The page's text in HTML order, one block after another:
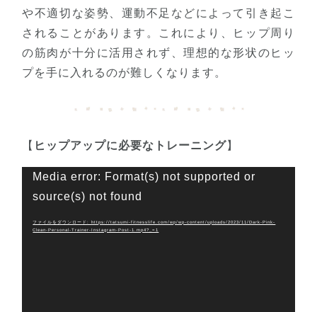
や不適切な姿勢、運動不足などによって引き起こ
されることがあります。これにより、ヒップ周り
の筋肉が十分に活用されず、理想的な形状のヒッ
プを手に入れるのが難しくなります。
【 ヒップアップに必要なトレーニング】
Media error: Format(s) not supported or
source(s) not found
ファイルをダウンロード: https://tatsumi-fitnesslife.com/wp/wp-content/uploads/2023/11/Dark-Pink-
Clean-Personal-Trainer-Instagram-Post-1.mp4?_=1